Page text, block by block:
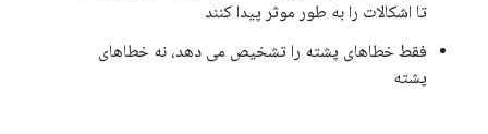
تا اشکالات را به طور موثر پیدا کنند
فقط خطاهای پشته را تشخیص می دهد، نه خطاهای
پشته